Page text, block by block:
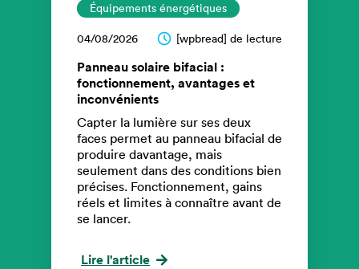
Équipements énergétiques
04/08/2026 [wpbread] de lecture
Panneau solaire bifacial :
fonctionnement, avantages et
inconvénients
Capter la lumière sur ses deux
faces permet au panneau bifacial de
produire davantage, mais
seulement dans des conditions bien
précises. Fonctionnement, gains
réels et limites à connaître avant de
se lancer.
Lire l'article